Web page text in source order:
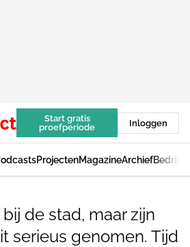
Start gratis
proefperiode
Inloggen
ProjectenMagazineArchief
de stad, maar zijn
serieus genomen. Tijd